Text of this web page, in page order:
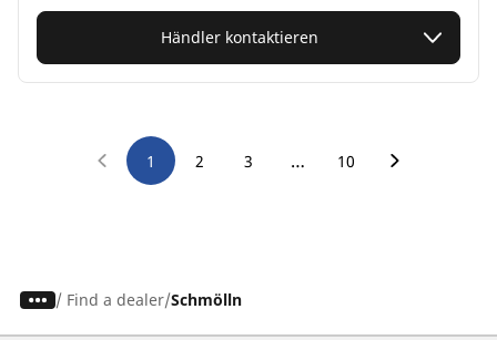
Händler kontaktieren
1 2 3 … 10
/ Find a dealer Schmölln